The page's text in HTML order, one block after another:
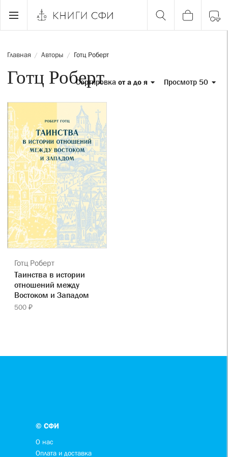
Главная / Авторы / Готц Роберт
Готц Роберт Просмотр 50
Сортировка от а до я
Готц Роберт
Таинства в истории
отношений между
Востоком и Западом
500 ₽
© СФИ
О нас
Оплата и доставка